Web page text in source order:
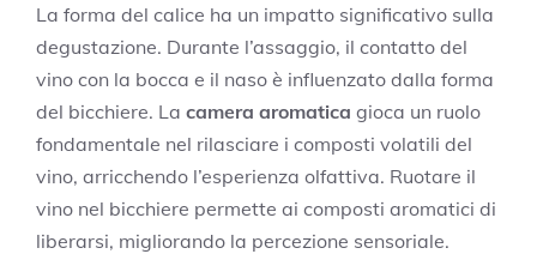
La forma del calice ha un impatto significativo sulla
degustazione. Durante l’assaggio, il contatto del
vino con la bocca e il naso è influenzato dalla forma
del bicchiere. La camera aromatica gioca un ruolo
fondamentale nel rilasciare i composti volatili del
vino, arricchendo l’esperienza olfattiva. Ruotare il
vino nel bicchiere permette ai composti aromatici di
liberarsi, migliorando la percezione sensoriale.